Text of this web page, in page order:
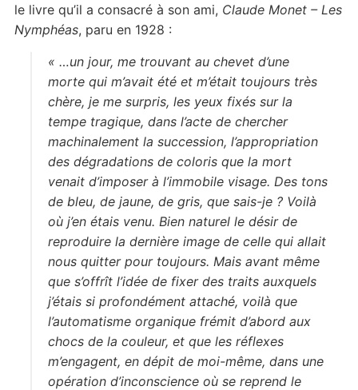
le livre qu’il a consacré à son ami, Claude Monet – Les
Nymphéas, paru en 1928 :
« …un jour, me trouvant au chevet d’une
morte qui m’avait été et m’était toujours très
chère, je me surpris, les yeux fixés sur la
tempe tragique, dans l’acte de chercher
machinalement la succession, l’appropriation
des dégradations de coloris que la mort
venait d’imposer à l’immobile visage. Des tons
de bleu, de jaune, de gris, que sais-je ? Voilà
où j’en étais venu. Bien naturel le désir de
reproduire la dernière image de celle qui allait
nous quitter pour toujours. Mais avant même
que s’offrît l’idée de fixer des traits auxquels
j’étais si profondément attaché, voilà que
l’automatisme organique frémit d’abord aux
chocs de la couleur, et que les réflexes
m’engagent, en dépit de moi-même, dans une
opération d’inconscience où se reprend le